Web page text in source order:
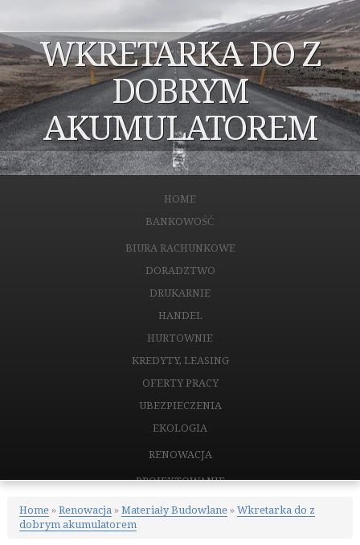
WKRETARKA DO Z
DOBRYM
AKUMULATOREM
HOME
BANKOWOŚĆ
BIURA RACHUNKOWE
DORADZTWO
DRUKARNIE
HANDEL
HURTOWNIE
KREDYTY, LEASING
OFERTY PRACY
UBEZPIECZENIA
EKOLOGIA
RENOWACJA
PROJEKTOWANIE
REMONTY, ELEKTRYK, HYDRAULIK
MATERIAŁY BUDOWLANE
Home» Renowacja» Materiały Budowlane» Wkretarka do z
dobrym akumulatorem